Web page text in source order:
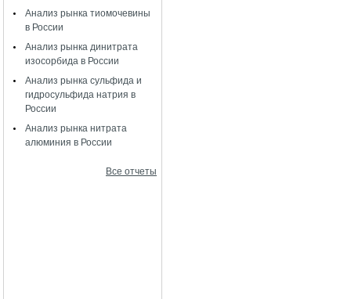
Анализ рынка тиомочевины
в России
Анализ рынка динитрата
изосорбида в России
Анализ рынка сульфида и
гидросульфида натрия в
России
Анализ рынка нитрата
алюминия в России
Все отчеты